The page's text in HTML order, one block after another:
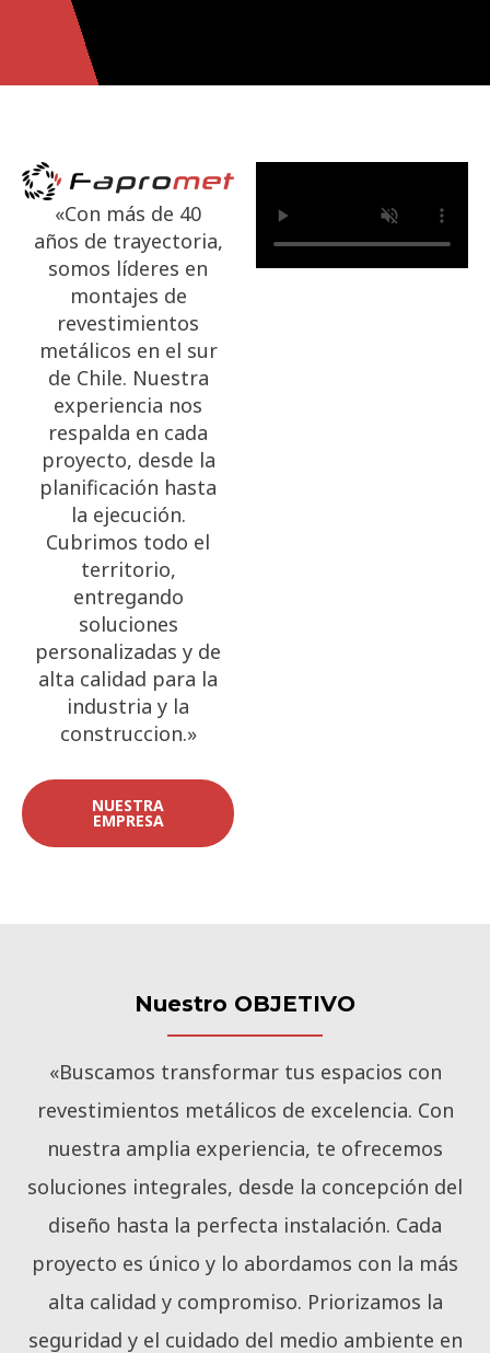
«Con más de 40
años de trayectoria,
somos líderes en
montajes de
revestimientos
metálicos en el sur
de Chile. Nuestra
experiencia nos
respalda en cada
proyecto, desde la
planificación hasta
la ejecución.
Cubrimos todo el
territorio,
entregando
soluciones
personalizadas y de
alta calidad para la
industria y la
construccion.»
NUESTRA
EMPRESA
Nuestro OBJETIVO
«Buscamos transformar tus espacios con
revestimientos metálicos de excelencia. Con
nuestra amplia experiencia, te ofrecemos
soluciones integrales, desde la concepción del
diseño hasta la perfecta instalación. Cada
proyecto es único y lo abordamos con la más
alta calidad y compromiso. Priorizamos la
seguridad y el cuidado del medio ambiente en